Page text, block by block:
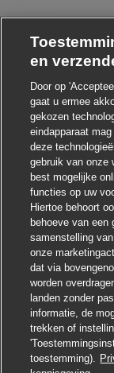
en
Door op
gaat u ermee
gekozen
eindapparaat
deze
gebruik van onze
best mogelijke
functies op uw
Hiertoe behoort
behoeve van een
samenstelling
onze
dat via
worden
landen zonder
informatie, de
trekken of
toestemming).
! Heb je
Ik ben
Soortgelijke